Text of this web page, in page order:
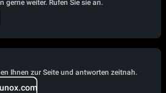
gerne weiter. Rufen Sie sie an.
Ihnen zur Seite und antworten zeitnah.